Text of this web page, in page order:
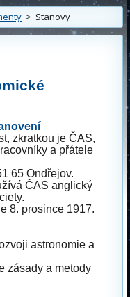
> Stanovy
zkratkou je ČAS,
a přátele
65 Ondřejov.
ČAS anglický
8. prosince 1917.
astronomie a
zásady a metody